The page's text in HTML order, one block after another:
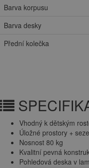
Barva korpusu
Barva desky
Přední kolečka
Vhodný k dětským
Úložné prostory +
Nosnost 80 kg
Kvalitní pevná
Pohledová deska v